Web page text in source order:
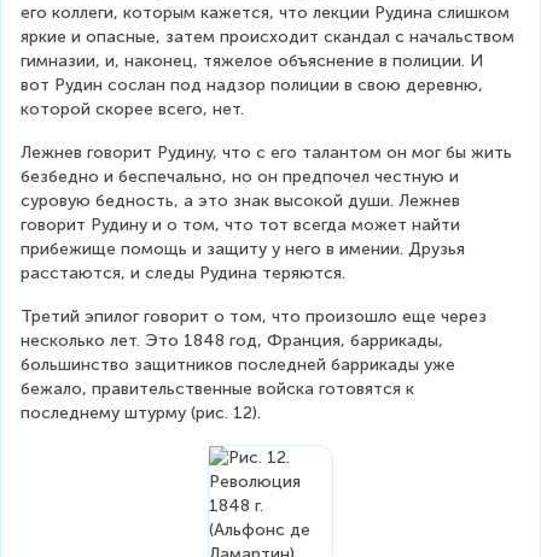
его коллеги, которым кажется, что лекции Рудина слишком
яркие и опасные, затем происходит скандал с начальством
гимназии, и, наконец, тяжелое объяснение в полиции. И
вот Рудин сослан под надзор полиции в свою деревню,
которой скорее всего, нет.
Лежнев говорит Рудину, что с его талантом он мог бы жить
безбедно и беспечально, но он предпочел честную и
суровую бедность, а это знак высокой души. Лежнев
говорит Рудину и о том, что тот всегда может найти
прибежище помощь и защиту у него в имении. Друзья
расстаются, и следы Рудина теряются.
Третий эпилог говорит о том, что произошло еще через
несколько лет. Это 1848 год, Франция, баррикады,
большинство защитников последней баррикады уже
бежало, правительственные войска готовятся к
последнему штурму (рис. 12).